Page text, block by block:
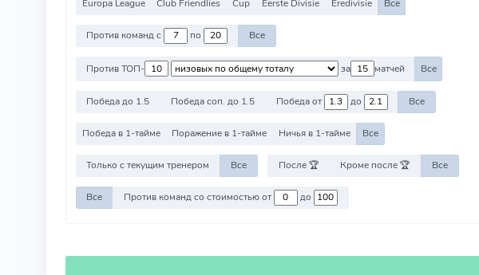
Europa League Club Friendlies Cup Eerste Divisie Eredivisie Все
Против команд с по Все
Против ТОП- за матчей Все
Победа до 1.5 Победа соп. до 1.5 Победа от до Все
Победа в 1-тайме Поражение в 1-тайме Ничья в 1-тайме Все
Только с текущим тренером Все После 🏆 Кроме после 🏆 Все
Все Против команд со стоимостью от до